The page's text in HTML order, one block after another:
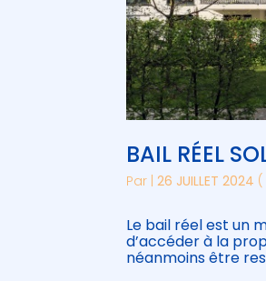
BAIL RÉEL
Par |26 JUILLET 2024
Le bail réel est un
d’accéder à la
néanmoins être